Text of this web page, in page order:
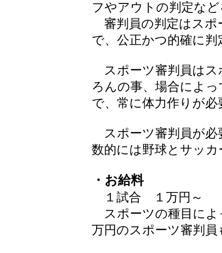
フやアウトの判定な
審判員の判定はスポ
で、公正かつ的確に
スポーツ審判員はス
ろんの事、場合によ
で、常に体力作りが必
スポーツ審判員が必
数的には野球とサッ
・お給料
１試合 １万円～
スポーツの種目によ
万円のスポーツ審判員